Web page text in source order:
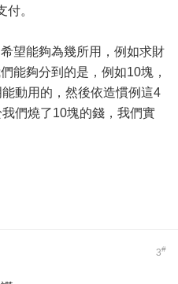
。
望能夠為幾所用，例如求財
能夠分到的是，例如10塊，
動用的，然後依造慣例這4
們燒了10塊的錢，我們實
3#